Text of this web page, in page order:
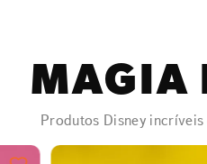
MAGIA
Produtos Disney